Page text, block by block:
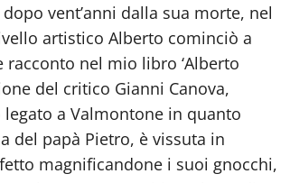
vent’anni dalla sua morte, nel
artistico Alberto cominciò a
nel mio libro ‘Alberto
del critico Gianni Canova,
a Valmontone in quanto
del papà Pietro, è vissuta in
magnificandone i suoi gnocchi,